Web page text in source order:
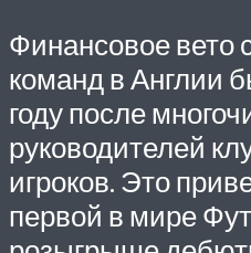
Финансовое вето
команд в Англии
году после
руководителей
игроков. Это
первой в мире